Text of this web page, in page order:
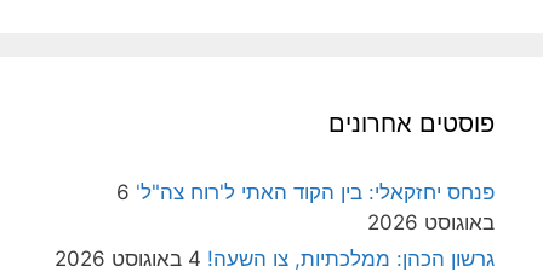
פוסטים אחרונים
פנחס יחזקאלי: בין הקוד האתי ל'רוח צה"ל' 6
באוגוסט 2026
גרשון הכהן: ממלכתיות, צו השעה! 4 באוגוסט 2026